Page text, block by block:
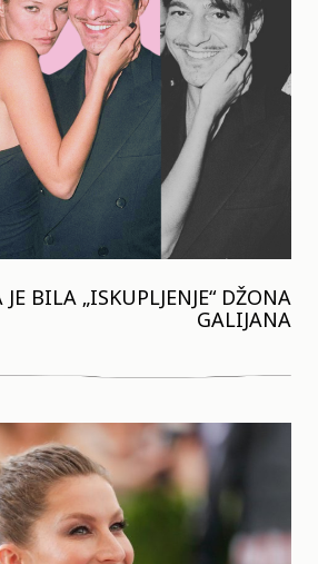
BILA „ISKUPLJENJE“ DŽONA
GALIJANA